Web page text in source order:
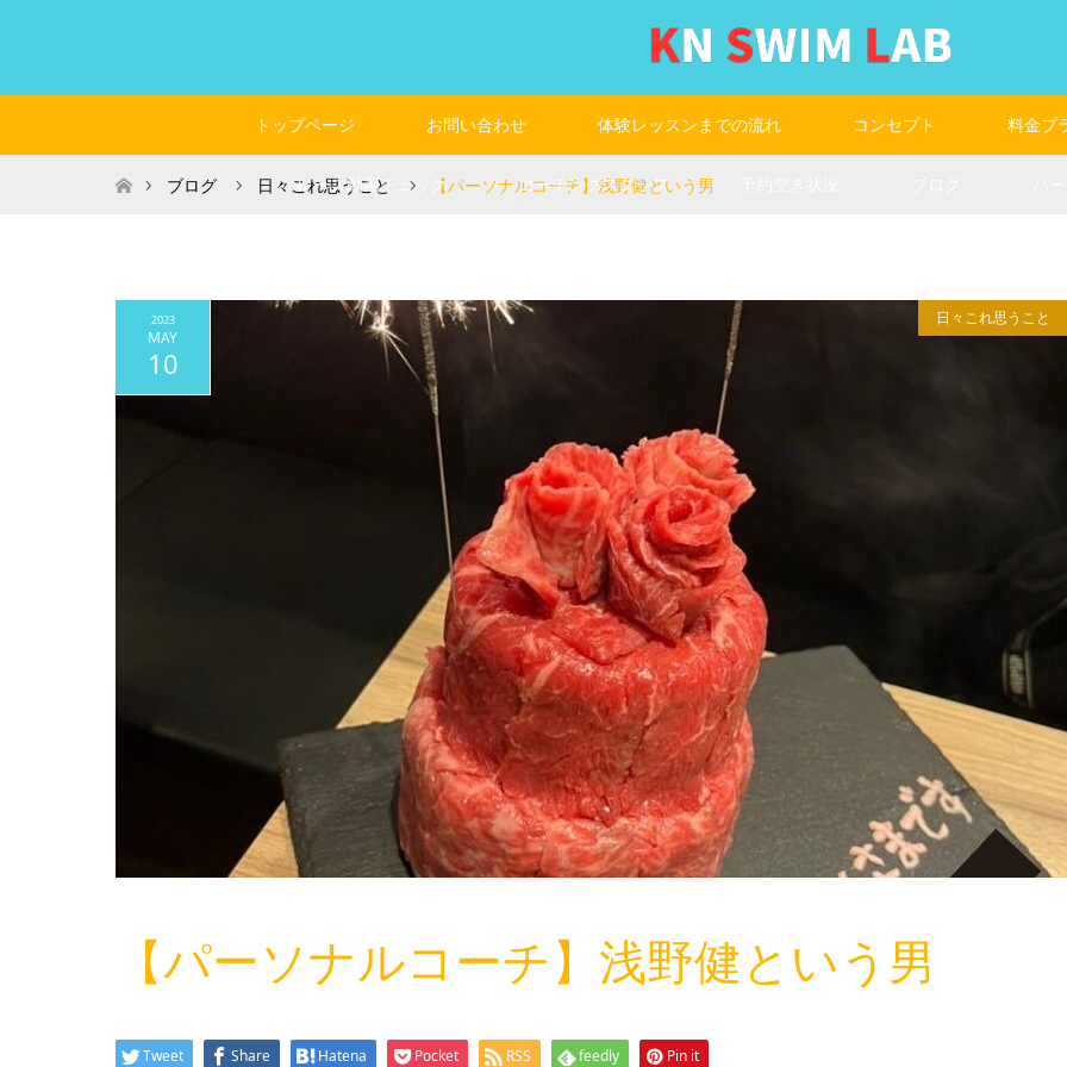
トップページ お問い合わせ 体験レッスンまでの流れ コンセプト 料金プ
レース動画チェック コーチングスタッフ
ホームブログ 日々これ思うこと 【パーソナルコーチ】浅野健という男
2023
MAY
10
日々これ思うこと
【パーソナルコーチ】浅野健という男
Tweet Share Hatena Pocket RSS feedly Pin it